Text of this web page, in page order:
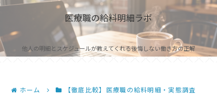
医療職の給料明細ラボ
他人の明細とスケジュールが教えてくれる後悔しない働き方の正解
ホーム 【徹底比較】医療職の給料明細・実態調査